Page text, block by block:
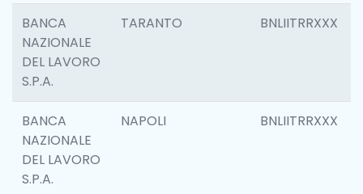
BANCA
NAZIONALE
DEL LAVORO
S.P.A.
TARANTO BNLIITRRXXX
BANCA
NAZIONALE
DEL LAVORO
S.P.A.
NAPOLI BNLIITRRXXX